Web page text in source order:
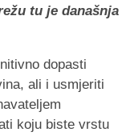
tu je današnja
dopasti
ali i usmjeriti
koju biste vrstu